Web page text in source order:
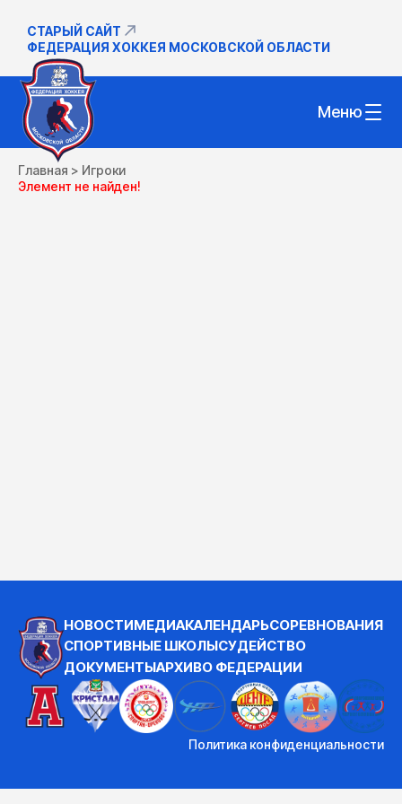
СТАРЫЙ САЙТ
ФЕДЕРАЦИЯ ХОККЕЯ МОСКОВСКОЙ ОБЛАСТИ
Меню
Главная > Игроки
Элемент не найден!
НОВОСТИМЕДИАКАЛЕНДАРЬСОРЕВНОВАНИЯ
СПОРТИВНЫЕ ШКОЛЫСУДЕЙСТВО
ДОКУМЕНТЫАРХИВО ФЕДЕРАЦИИ
Политика конфиденциальности